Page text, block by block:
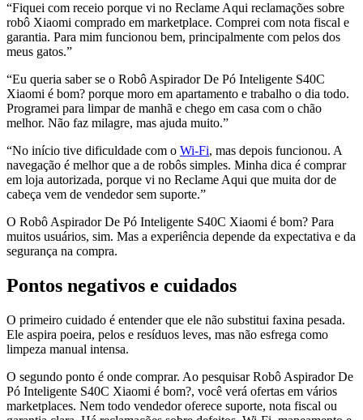
“Fiquei com receio porque vi no Reclame Aqui reclamações sobre
robô Xiaomi comprado em marketplace. Comprei com nota fiscal e
garantia. Para mim funcionou bem, principalmente com pelos dos
meus gatos.”
“Eu queria saber se o Robô Aspirador De Pó Inteligente S40C
Xiaomi é bom? porque moro em apartamento e trabalho o dia todo.
Programei para limpar de manhã e chego em casa com o chão
melhor. Não faz milagre, mas ajuda muito.”
“No início tive dificuldade com o Wi-Fi, mas depois funcionou. A
navegação é melhor que a de robôs simples. Minha dica é comprar
em loja autorizada, porque vi no Reclame Aqui que muita dor de
cabeça vem de vendedor sem suporte.”
O Robô Aspirador De Pó Inteligente S40C Xiaomi é bom? Para
muitos usuários, sim. Mas a experiência depende da expectativa e da
segurança na compra.
Pontos negativos e cuidados
O primeiro cuidado é entender que ele não substitui faxina pesada.
Ele aspira poeira, pelos e resíduos leves, mas não esfrega como
limpeza manual intensa.
O segundo ponto é onde comprar. Ao pesquisar Robô Aspirador De
Pó Inteligente S40C Xiaomi é bom?, você verá ofertas em vários
marketplaces. Nem todo vendedor oferece suporte, nota fiscal ou